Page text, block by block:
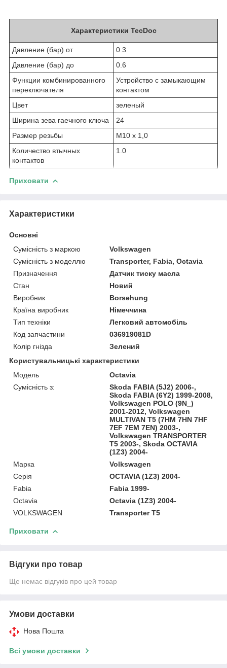
Характеристики TecDoc
Давление (бар) от
0.3
Давление (бар) до
0.6
Функции комбинированного
переключателя
Устройство с замыкающим
контактом
Цвет
зеленый
Ширина зева гаечного ключа
24
Размер резьбы
M10 x 1,0
Количество втычных
контактов
1.0
Приховати
Характеристики
Основні
Сумісність з маркою
Volkswagen
Сумісність з моделлю
Transporter, Fabia, Octavia
Призначення
Датчик тиску масла
Стан
Новий
Виробник
Borsehung
Країна виробник
Німеччина
Тип техніки
Легковий автомобіль
Код запчастини
036919081D
Колір гнізда
Зелений
Користувальницькі характеристики
Модель
Octavia
Сумісність з:
Skoda FABIA (5J2) 2006-,
Skoda FABIA (6Y2) 1999-2008,
Volkswagen POLO (9N_)
2001-2012, Volkswagen
MULTIVAN T5 (7HM 7HN 7HF
7EF 7EM 7EN) 2003-,
Volkswagen TRANSPORTER
T5 2003-, Skoda OCTAVIA
(1Z3) 2004-
Марка
Volkswagen
Серія
OCTAVIA (1Z3) 2004-
Fabia
Fabia 1999-
Octavia
Octavia (1Z3) 2004-
VOLKSWAGEN
Transporter T5
Приховати
Відгуки про товар
Ще немає відгуків про цей товар
Умови доставки
Нова Пошта
Всі умови доставки